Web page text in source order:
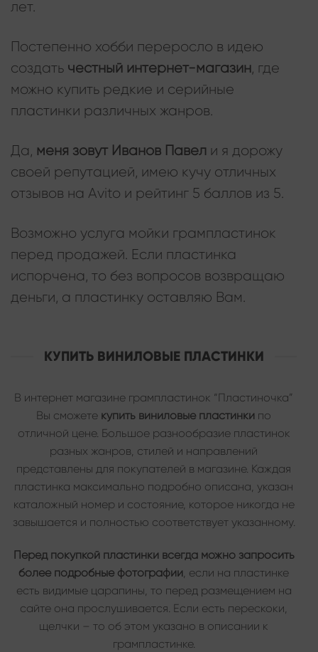
лет.
Постепенно хобби переросло в идею
создать честный интернет-магазин, где
можно купить редкие и серийные
пластинки различных жанров.
Да, меня зовут Иванов Павел и я дорожу
своей репутацией, имею кучу отличных
отзывов на Avito и рейтинг 5 баллов из 5.
Возможно услуга мойки грампластинок
перед продажей. Если пластинка
испорчена, то без вопросов возвращаю
деньги, а пластинку оставляю Вам.
КУПИТЬ ВИНИЛОВЫЕ ПЛАСТИНКИ
В интернет магазине грампластинок “Пластиночка”
Вы сможете купить виниловые пластинки по
отличной цене. Большое разнообразие пластинок
разных жанров, стилей и направлений
представлены для покупателей в магазине. Каждая
пластинка максимально подробно описана, указан
каталожный номер и состояние, которое никогда не
завышается и полностью соответствует указанному.
Перед покупкой пластинки всегда можно запросить
более подробные фотографии, если на пластинке
есть видимые царапины, то перед размещением на
сайте она прослушивается. Если есть перескоки,
щелчки – то об этом указано в описании к
грампластинке.